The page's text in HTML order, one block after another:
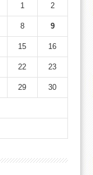
1 2
8 9
15 16
22 23
29 30